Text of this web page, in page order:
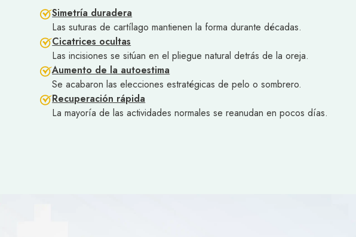
Simetría duradera
Las suturas de cartílago mantienen la forma durante décadas.
Cicatrices ocultas
Las incisiones se sitúan en el pliegue natural detrás de la oreja.
Aumento de la autoestima
Se acabaron las elecciones estratégicas de pelo o sombrero.
Recuperación rápida
La mayoría de las actividades normales se reanudan en pocos días.